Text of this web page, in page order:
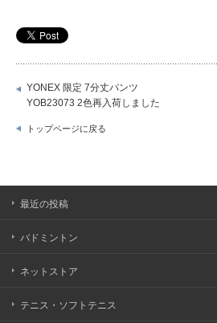
YONEX 限定 7分丈パンツ
YOB23073 2色再入荷しました
トップページに戻る
最近の投稿
バドミントン
ネットストア
テニス・ソフトテニス